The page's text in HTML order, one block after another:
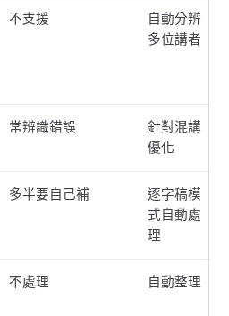
不支援
自動分辨
多位講者
常辨識錯誤
針對混講
優化
多半要自己補
逐字稿模
式自動處
理
不處理 自動整理